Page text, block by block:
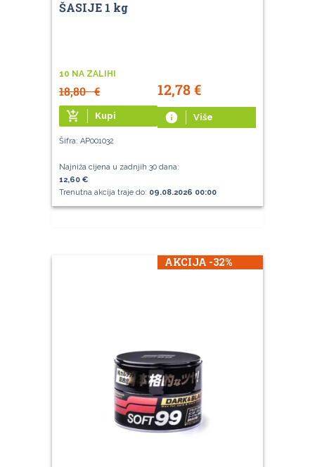
ŠASIJE 1 kg
10 NA ZALIHI
18,80€ 12,78€
add_shopping_cart Kupi info Više
Šifra: AP001032
Najniža cijena u zadnjih 30 dana:
12,60 €
Trenutna akcija traje do: 09.08.2026 00:00
AKCIJA -32%